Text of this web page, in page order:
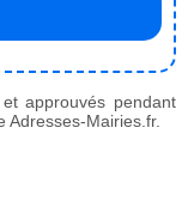
approuvés pendant
Adresses-Mairies.fr.